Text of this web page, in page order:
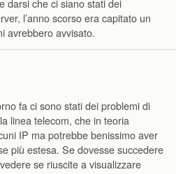
darsi che ci siano stati dei
l’anno scorso era capitato un
avrebbero avvisato.
fa ci sono stati dei problemi di
linea telecom, che in teoria
IP ma potrebbe benissimo aver
più estesa. Se dovesse succedere
se riuscite a visualizzare